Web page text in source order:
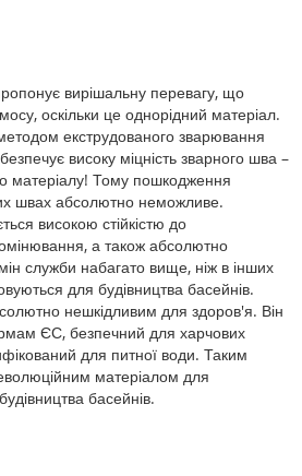
вирішальну перевагу, що
оскільки це однорідний матеріал.
екструдованого зварювання
високу міцність зварного шва –
матеріалу! Тому пошкодження
швах абсолютно неможливе.
високою стійкістю до
а також абсолютно
служби набагато вище, ніж в інших
для будівництва басейнів.
нешкідливим для здоров'я. Він
ЄС, безпечний для харчових
для питної води. Таким
матеріалом для
басейнів.